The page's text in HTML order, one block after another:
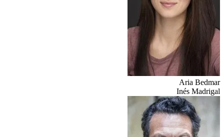
Aria Bedmar
Inés Madrigal